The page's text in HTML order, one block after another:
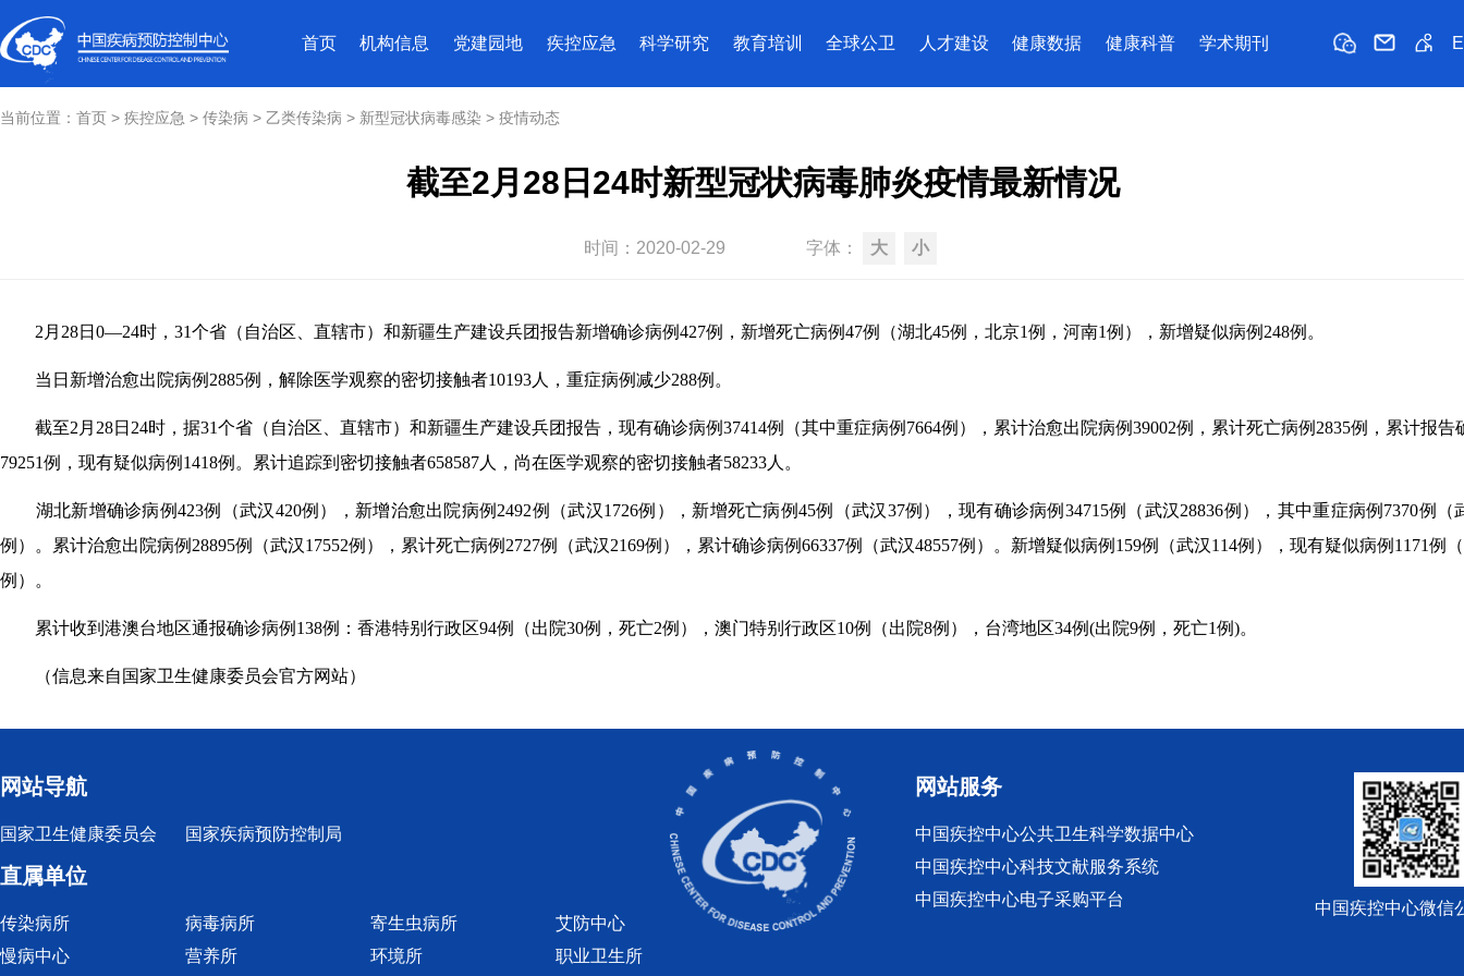
首页 机构信息 党建园地 疾控应急 科学研究 教育培训 全球公卫 人才建设 健康数据 健康科普 学术期刊
当前位置： 首页 > 疾控应急 > 传染病 > 乙类传染病 > 新型冠状病毒感染 > 疫情动态
截至2月28日24时新型冠状病毒肺炎疫情最新情况
时间： 2020-02-29 字体： 大 小
2月28日0—24时，31个省（自治区、直辖市）和新疆生产建设兵团报告新增确诊病例427例，新增死亡病例47例（湖北45例，北京1例，河南1例），新增疑似病例248例。
当日新增治愈出院病例2885例，解除医学观察的密切接触者10193人，重症病例减少288例。
截至2月28日24时，据31个省（自治区、直辖市）和新疆生产建设兵团报告，现有确诊病例37414例（其中重症病例7664例），累计治愈出院病例39002例，累计死亡病例2835例，累计报告
79251例，现有疑似病例1418例。累计追踪到密切接触者658587人，尚在医学观察的密切接触者58233人。
湖北新增确诊病例423例（武汉420例），新增治愈出院病例2492例（武汉1726例），新增死亡病例45例（武汉37例），现有确诊病例34715例（武汉28836例），其中重症病例7370例（
例）。累计治愈出院病例28895例（武汉17552例），累计死亡病例2727例（武汉2169例），累计确诊病例66337例（武汉48557例）。新增疑似病例159例（武汉114例），现有疑似病例1171例
例）。
累计收到港澳台地区通报确诊病例138例：香港特别行政区94例（出院30例，死亡2例），澳门特别行政区10例（出院8例），台湾地区34例(出院9例，死亡1例)。
（信息来自国家卫生健康委员会官方网站）
网站导航
国家卫生健康委员会 国家疾病预防控制局
直属单位
传染病所 病毒病所 寄生虫病所
艾防中心
慢病中心
营养所 环境所 职业卫生所
网站服务
中国疾控中心公共卫生科学数据中心
中国疾控中心科技文献服务系统
中国疾控中心电子采购平台
中国疾控中心微信